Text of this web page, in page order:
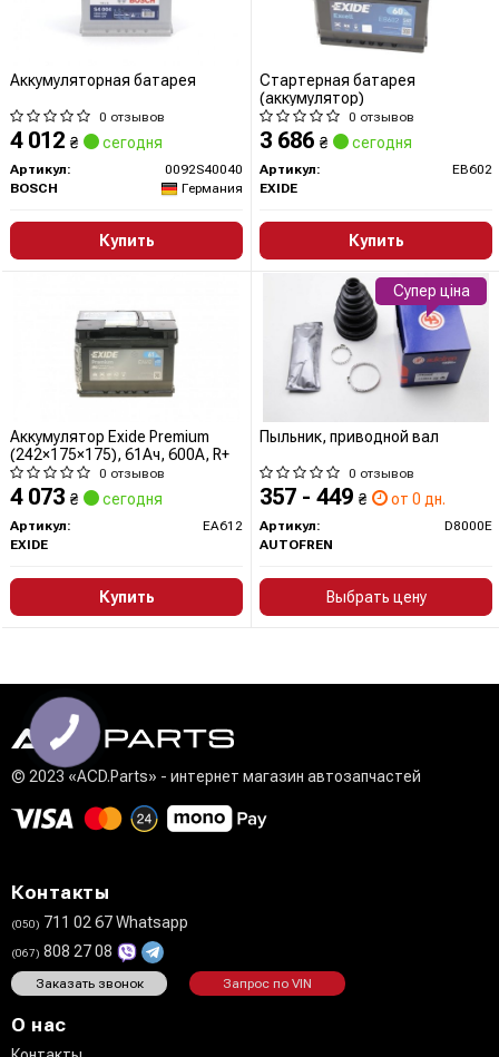
Аккумуляторная батарея
0 отзывов
4 012 ₴ сегодня
Артикул:
0092S40040
BOSCH
Германия
Купить
Стартерная батарея
(аккумулятор)
0 отзывов
3 686 ₴ сегодня
Артикул:
EB602
EXIDE
Купить
Аккумулятор Exide Premium
(242×175×175), 61Ач, 600А, R+
0 отзывов
4 073 ₴ сегодня
Артикул:
EA612
EXIDE
Купить
Пыльник, приводной вал
0 отзывов
357 - 449 ₴ от 0 дн.
Артикул:
D8000E
AUTOFREN
Выбрать цену
Супер ціна
© 2023 «ACD.Parts» - интернет магазин автозапчастей
Контакты
(050) 711 02 67 Whatsapp
(067) 808 27 08
Заказать звонок Запрос по VIN
О нас